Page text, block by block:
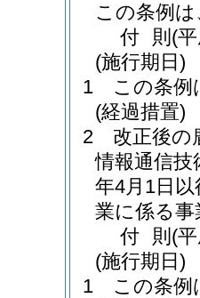
この条例
付 則 (
(施行期日)
1
この条例
(経過措置)
2
改正後の
情報通信技
年4月1日
業に係る
付 則 (
(施行期日)
1
この条例